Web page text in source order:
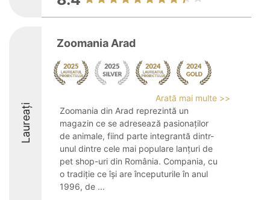
Laureați
Zoomania Arad
Arată mai multe >>
Zoomania din Arad reprezintă un
magazin ce se adresează pasionaților
de animale, fiind parte integrantă dintr-
unul dintre cele mai populare lanțuri de
pet shop-uri din România. Compania, cu
o tradiție ce își are începuturile în anul
1996, de ...